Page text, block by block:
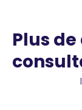
Plus